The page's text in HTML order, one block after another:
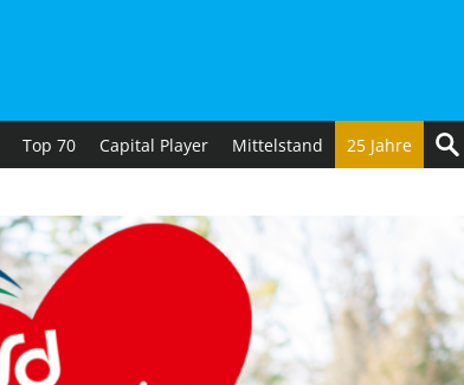
Top 70 Capital Player Mittelstand 25 Jahre